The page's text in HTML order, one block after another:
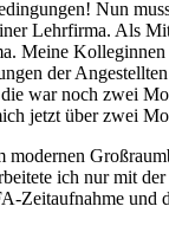
Nun
Lehrfirma. Als
Meine
der
war noch zwei
jetzt über zwei
ich nur mit